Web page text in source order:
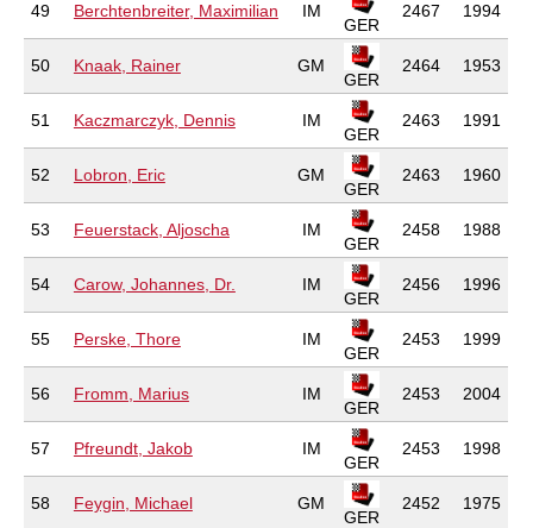
49 Berchtenbreiter, Maximilian IM
GER
2467 1994
50 Knaak, Rainer GM
GER
2464 1953
51 Kaczmarczyk, Dennis IM
GER
2463 1991
52 Lobron, Eric GM
GER
2463 1960
53 Feuerstack, Aljoscha IM
GER
2458 1988
54 Carow, Johannes, Dr. IM
GER
2456 1996
55 Perske, Thore IM
GER
2453 1999
56 Fromm, Marius IM
GER
2453 2004
57 Pfreundt, Jakob IM
GER
2453 1998
58 Feygin, Michael GM
GER
2452 1975